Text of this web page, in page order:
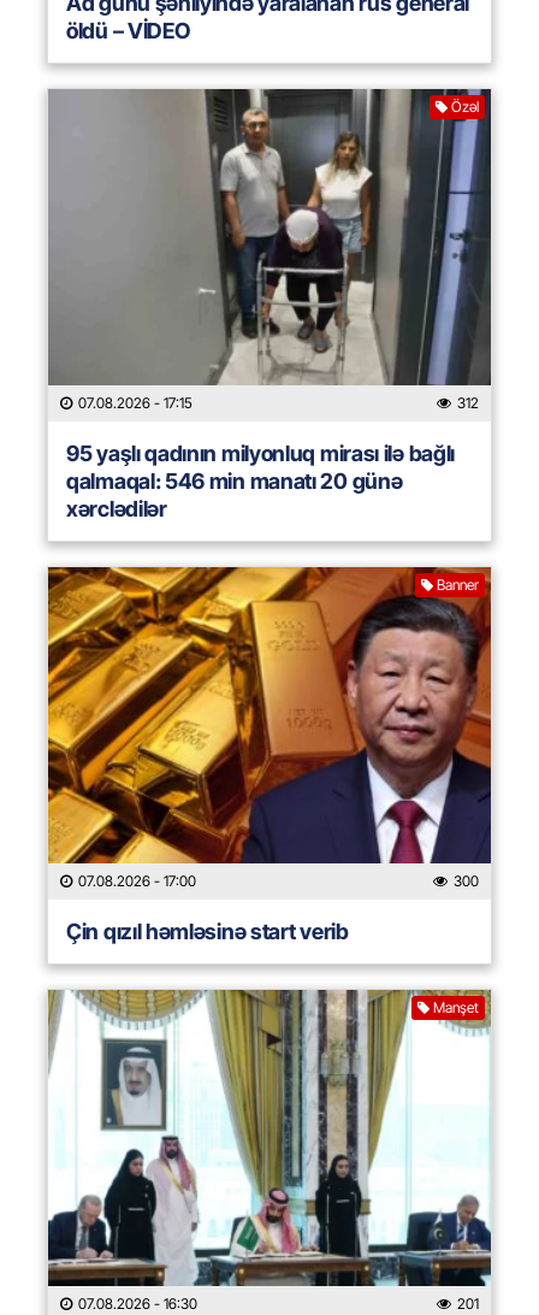
öldü – VİDEO
Özəl
07.08.2026 - 17:15 312
95 yaşlı qadının milyonluq mirası ilə bağlı
qalmaqal: 546 min manatı 20 günə
xərclədilər
Banner
07.08.2026 - 17:00 300
Çin qızıl həmləsinə start verib
Manşet
07.08.2026 - 16:30 201